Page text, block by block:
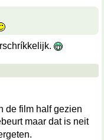
de film half gezien
maar dat is neit